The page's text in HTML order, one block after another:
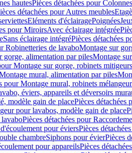
hautesPièces détachées pour
détachées pour Autres meubles
Eléments d'éclairagePoignées
pour MiroirsAvec éclairage intégrée
Sans éclairage intégréPièces détachées
Robinetteries de lavaboMontage sur
gorge, alimentation par pilesMontage
Montage sur gorge, robinets mitigeurs
mural, alimentation par piles
pour Montage mural, robinets
éviers, appareils et déversoirs
modèle gain de placePièces détachées
pour lavabos, modèle gain de place
lavaboPièces détachées pour
pour éviersPièces
chambreSiphons pour évierPièces
pour appareilsPièces